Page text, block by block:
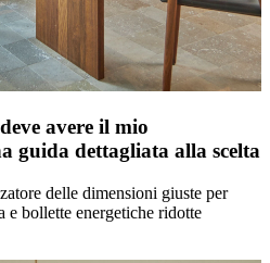
avere il mio
guida dettagliata alla scelta
delle dimensioni giuste per
e bollette energetiche ridotte